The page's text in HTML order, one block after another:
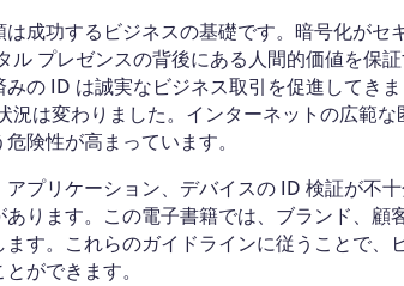
成功するビジネスの基礎です。暗号化が
ル プレゼンスの背後にある人間的価値を保
の ID は誠実なビジネス取引を促進してき
況は変わりました。インターネットの広範
険性が高まっています。
プリケーション、デバイスの ID 検証が不
ります。この電子書籍では、ブランド、顧
す。これらのガイドラインに従うことで
ができます。